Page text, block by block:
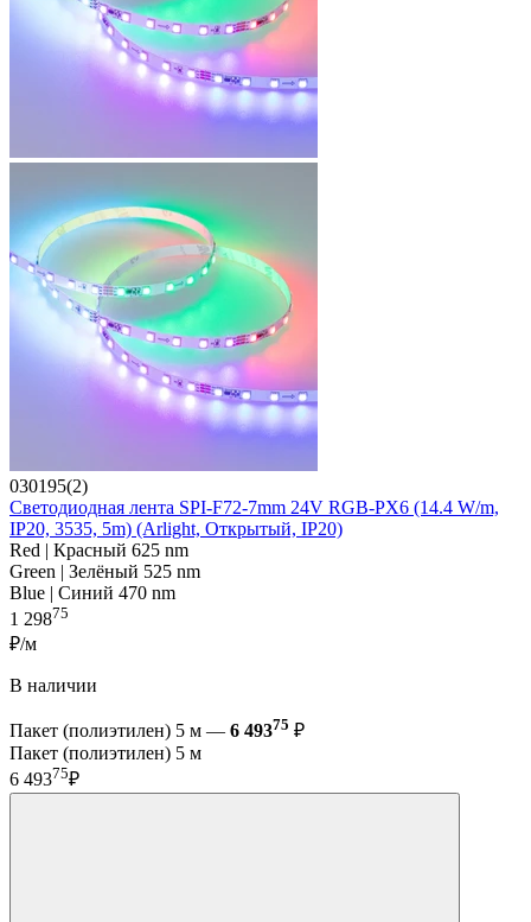
030195(2)
Светодиодная лента SPI-F72-7mm 24V RGB-PX6 (14.4 W/m,
IP20, 3535, 5m) (Arlight, Открытый, IP20)
Red | Красный 625 nm
Green | Зелёный 525 nm
Blue | Синий 470 nm
1 29875
₽/м
В наличии
Пакет (полиэтилен) 5 м — 6 49375 ₽
Пакет (полиэтилен) 5 м
6 49375₽